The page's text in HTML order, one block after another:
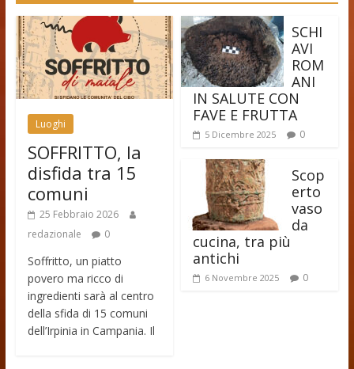
Luoghi
SOFFRITTO, la
disfida tra 15
comuni
25 Febbraio 2026
redazionale
0
Soffritto, un piatto
povero ma ricco di
ingredienti sarà al centro
della sfida di 15 comuni
dell’Irpinia in Campania. Il
SCHI
AVI
ROM
ANI
IN SALUTE CON
FAVE E FRUTTA
5 Dicembre 2025 0
Scop
erto
vaso
da
cucina, tra più
antichi
6 Novembre 2025 0